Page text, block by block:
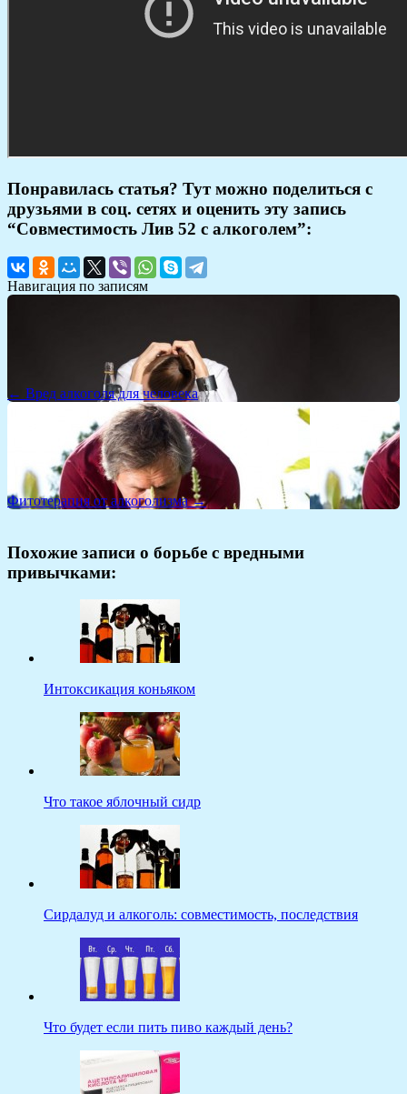
Понравилась статья? Тут можно поделиться с
друзьями в соц. сетях и оценить эту запись
“Совместимость Лив 52 с алкоголем”:
Навигация по записям
← Вред алкоголя для человека
Фитотерапия от алкоголизма →
Похожие записи о борьбе с вредными
привычками:
Интоксикация коньяком
Что такое яблочный сидр
Сирдалуд и алкоголь: совместимость, последствия
Что будет если пить пиво каждый день?